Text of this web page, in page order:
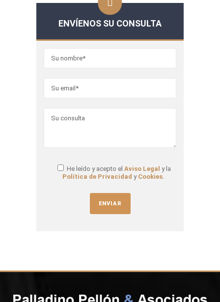
ENVÍENOS SU CONSULTA
He leído y acepto el Aviso Legal y la
Política de Privacidad y Cookies.